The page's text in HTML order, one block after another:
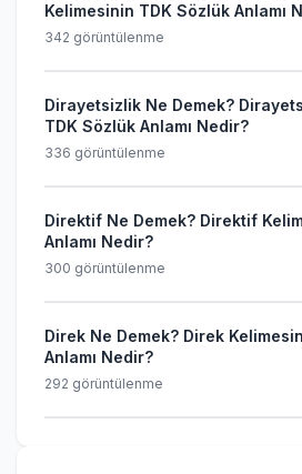
Kelimesinin TDK Sözlük Anlamı
342 görüntülenme
Dirayetsizlik Ne Demek?
TDK Sözlük Anlamı Nedir?
336 görüntülenme
Direktif Ne Demek? Direktif
Anlamı Nedir?
300 görüntülenme
Direk Ne Demek? Direk
Anlamı Nedir?
292 görüntülenme